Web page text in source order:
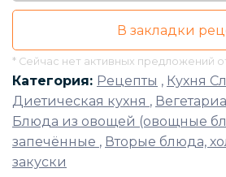
В закладки
* Сейчас нет активных предложений
Категория: Рецепты , Кухня
Диетическая кухня ,
Блюда из овощей (овощные
запечённые , Вторые блюда,
закуски